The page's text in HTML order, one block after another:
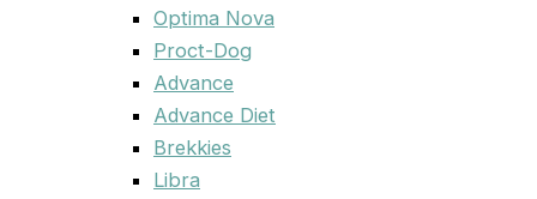
Optima Nova
Proct-Dog
Advance
Advance Diet
Brekkies
Libra